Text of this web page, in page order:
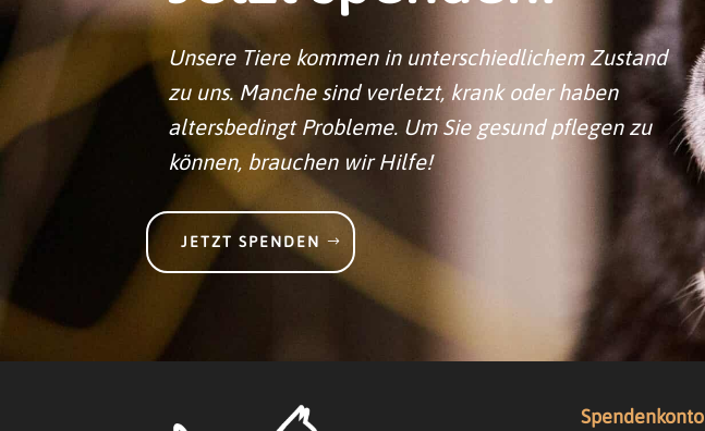
Unsere Tiere kommen in unterschiedlichem Zustand
zu uns. Manche sind verletzt, krank oder haben
altersbedingt Probleme. Um Sie gesund pflegen zu
können, brauchen wir Hilfe!
JETZT SPENDEN
Spendenkonto